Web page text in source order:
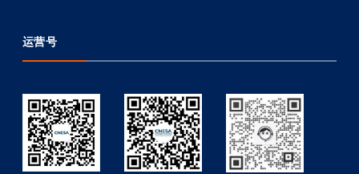
运营号